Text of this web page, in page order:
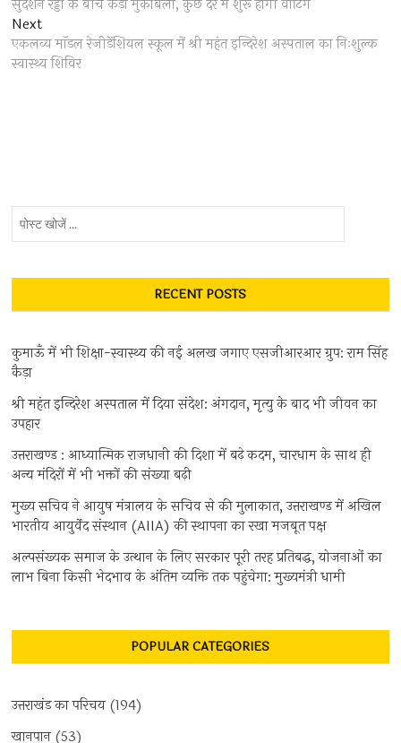
सुदर्शन रेड्डी के बीच कड़ा मुकाबला, कुछ देर में शुरू होगी वोटिंग
NextNext
post:
एकलव्य माॅडल रेजीडेंशियल स्कूल में श्री महंत इन्दिरेश अस्पताल का निःशुल्क
स्वास्थ्य शिविर
RECENT POSTS
कुमाऊँ में भी शिक्षा-स्वास्थ्य की नई अलख जगाए एसजीआरआर ग्रुप: राम सिंह
कैड़ा
श्री महंत इन्दिरेश अस्पताल में दिया संदेश: अंगदान, मृत्यु के बाद भी जीवन का
उपहार
उत्तराखण्ड : आध्यात्मिक राजधानी की दिशा में बढ़े कदम, चारधाम के साथ ही
अन्य मंदिरों में भी भक्तों की संख्या बढ़ी
मुख्य सचिव ने आयुष मंत्रालय के सचिव से की मुलाकात, उत्तराखण्ड में अखिल
भारतीय आयुर्वेद संस्थान (AIIA) की स्थापना का रखा मजबूत पक्ष
अल्पसंख्यक समाज के उत्थान के लिए सरकार पूरी तरह प्रतिबद्ध, योजनाओं का
लाभ बिना किसी भेदभाव के अंतिम व्यक्ति तक पहुंचेगा: मुख्यमंत्री धामी
POPULAR CATEGORIES
उत्तराखंड का परिचय (194)
खानपान (53)